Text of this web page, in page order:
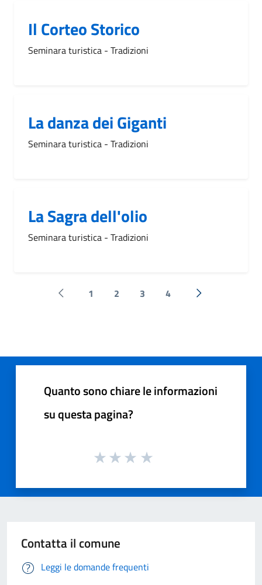
Il Corteo Storico
Seminara turistica - Tradizioni
La danza dei Giganti
Seminara turistica - Tradizioni
La Sagra dell'olio
Seminara turistica - Tradizioni
Pagina precedente
1 2 3 4 Successiva »
Quanto sono chiare le informazioni
su questa pagina?
Contatta il comune
Leggi le domande frequenti